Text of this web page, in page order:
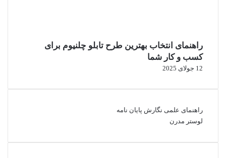
راهنمای انتخاب بهترین طرح تابلو چلنیوم برای
کسب و کار شما
12 جولای 2025
راهنمای علمی نگارش پایان نامه
لوستر مدرن